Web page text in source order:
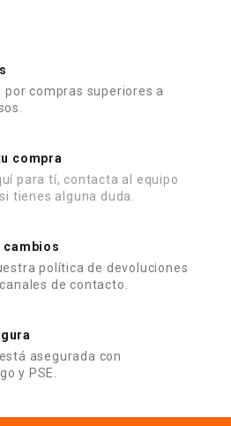
por compras superiores a
compra
para tí, contacta al equipo
tienes alguna duda.
cambios
política de devoluciones
de contacto.
asegurada con
y PSE.